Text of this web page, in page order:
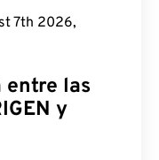
7th 2026,
entre las
y